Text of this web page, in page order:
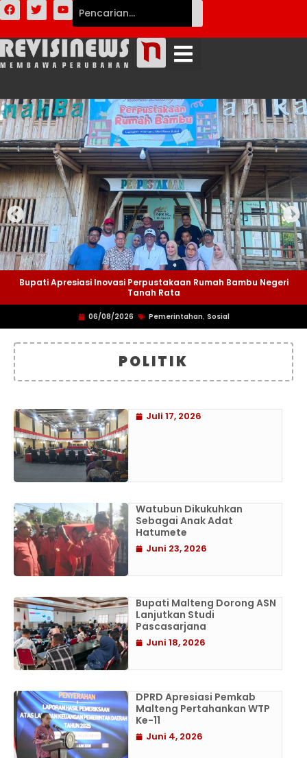
Bupati Apresiasi Inovasi Perpustakaan Rumah Bambu Negeri
Tanah Rata
06/08/2026 Pemerintahan, Sosial
POLITIK
Juli 17, 2026
Watubun Dikukuhkan
Sebagai Anak Adat
Hatumete
Juni 23, 2026
Bupati Malteng Dorong ASN
Lanjutkan Studi
Pascasarjana
Juni 18, 2026
DPRD Apresiasi Pemkab
Malteng Pertahankan WTP
Ke-11
Juni 4, 2026